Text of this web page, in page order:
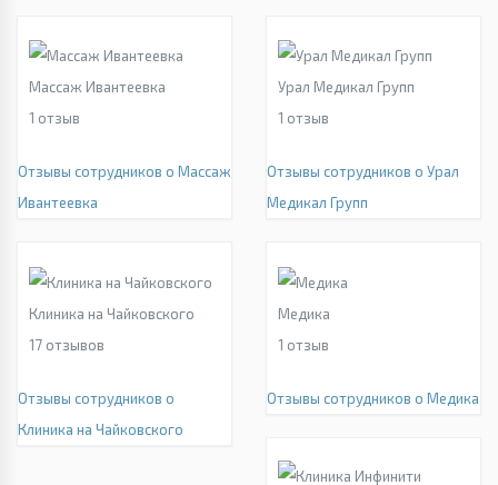
Массаж Ивантеевка
1 отзыв
Отзывы сотрудников о Массаж
Ивантеевка
Урал Медикал Групп
1 отзыв
Отзывы сотрудников о Урал
Медикал Групп
Клиника на Чайковского
17 отзывов
Отзывы сотрудников о
Клиника на Чайковского
Медика
1 отзыв
Отзывы сотрудников о Медика